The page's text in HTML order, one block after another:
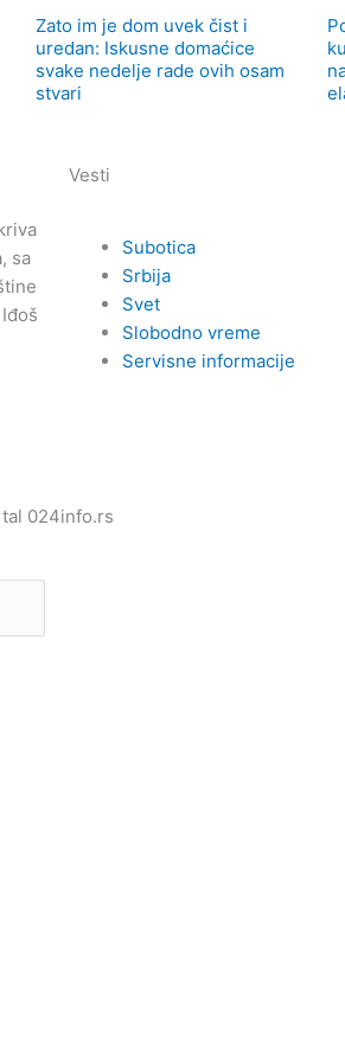
Zato im je dom uvek čist i
uredan: Iskusne domaćice
svake nedelje rade ovih osam
stvari
sa
Vesti
Subotica
Srbija
Svet
Slobodno vreme
Servisne informacije
024info.rs